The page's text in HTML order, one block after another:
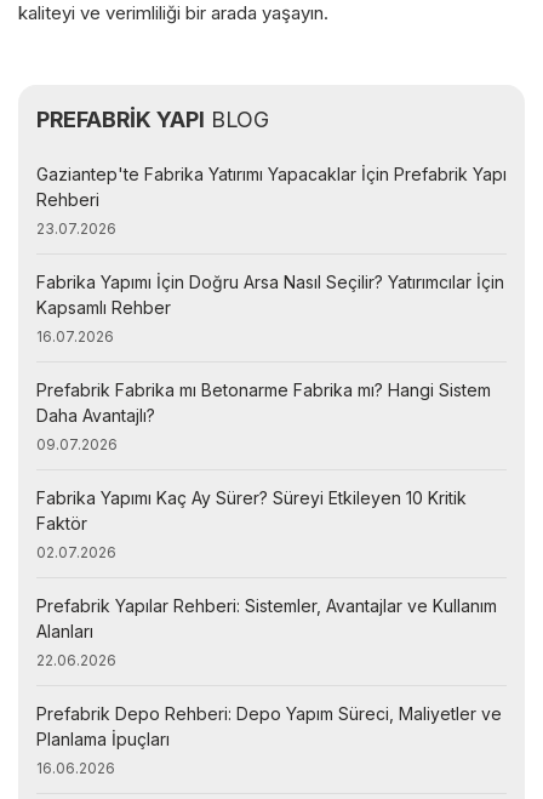
kaliteyi ve verimliliği bir arada yaşayın.
PREFABRİK YAPI BLOG
Gaziantep'te Fabrika Yatırımı Yapacaklar İçin Prefabrik Yapı
Rehberi
23.07.2026
Fabrika Yapımı İçin Doğru Arsa Nasıl Seçilir? Yatırımcılar İçin
Kapsamlı Rehber
16.07.2026
Prefabrik Fabrika mı Betonarme Fabrika mı? Hangi Sistem
Daha Avantajlı?
09.07.2026
Fabrika Yapımı Kaç Ay Sürer? Süreyi Etkileyen 10 Kritik
Faktör
02.07.2026
Prefabrik Yapılar Rehberi: Sistemler, Avantajlar ve Kullanım
Alanları
22.06.2026
Prefabrik Depo Rehberi: Depo Yapım Süreci, Maliyetler ve
Planlama İpuçları
16.06.2026